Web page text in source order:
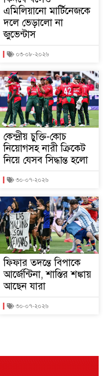
এমিলিয়ানো মার্টিনেজকে
দলে ভেড়ালো না
জুভেন্টাস
০৩-০৮-২০২৬
কেন্দ্রীয় চুক্তি-কোচ
নিয়োগসহ নারী ক্রিকেট
নিয়ে যেসব সিদ্ধান্ত হলো
৩০-০৭-২০২৬
ফিফার তদন্তে বিপাকে
আর্জেন্টিনা, শাস্তির শঙ্কায়
আছেন যারা
৩০-০৭-২০২৬